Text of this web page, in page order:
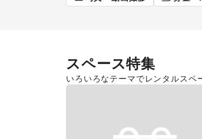
スペース特集
いろいろなテーマでレンタルスペ